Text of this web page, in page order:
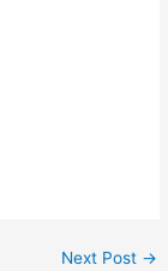
Next Post →